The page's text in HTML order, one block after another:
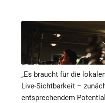
„Es braucht für die
Live-Sichtbarkeit –
entsprechendem